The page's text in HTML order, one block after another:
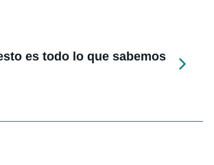
es todo lo que sabemos